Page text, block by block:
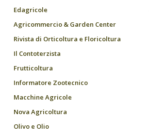
Edagricole
Agricommercio & Garden Center
Rivista di Orticoltura e Floricoltura
Il Contoterzista
Frutticoltura
Informatore Zootecnico
Macchine Agricole
Nova Agricoltura
Olivo e Olio